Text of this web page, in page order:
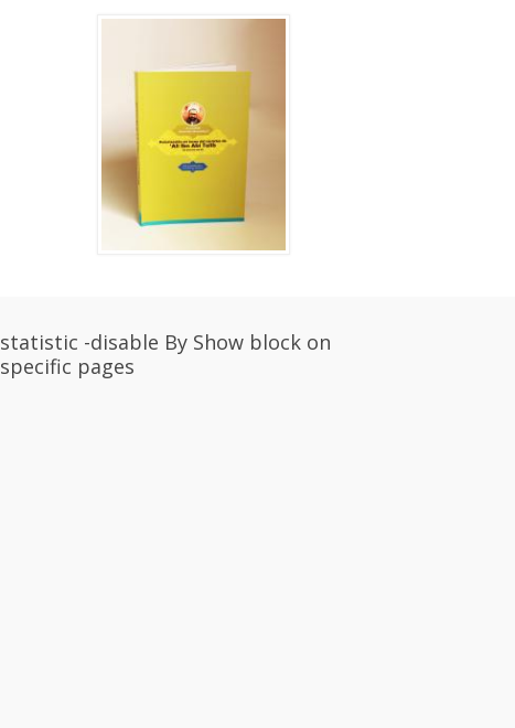
statistic -disable By Show block on
specific pages